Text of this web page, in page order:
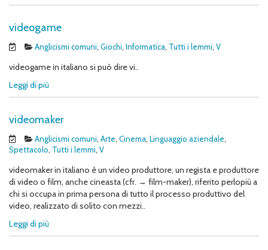
videogame
Anglicismi comuni, Giochi, Informatica, Tutti i lemmi, V
videogame in italiano si può dire vi..
Leggi di più
videomaker
Anglicismi comuni, Arte, Cinema, Linguaggio aziendale,
Spettacolo, Tutti i lemmi, V
videomaker in italiano è un video produttore, un regista e produttore
di video o film, anche cineasta (cfr. → film-maker), riferito perlopiù a
chi si occupa in prima persona di tutto il processo produttivo del
video, realizzato di solito con mezzi..
Leggi di più